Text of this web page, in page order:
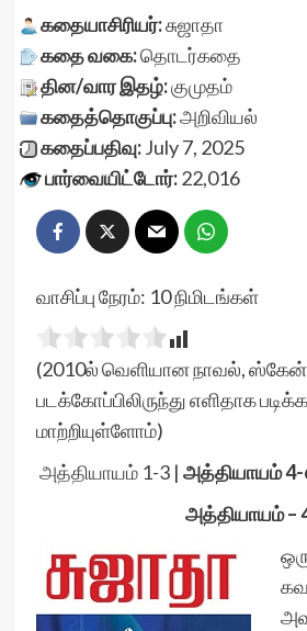
கதையாசிரியர்:சுஜாதா
கதை வகை:தொடர்கதை
தின/வார இதழ்:குமுதம்
கதைத்தொகுப்பு:அறிவியல்
கதைப்பதிவு:July 7, 2025
பார்வையிட்டோர்:22,016
வாசிப்பு நேரம்: 10நிமிடங்கள்
(2010ல் வெளியான நாவல், ஸ்கேன்
படக்கோப்பிலிருந்து எளிதாக
மாற்றியுள்ளோம்)
அத்தியாயம் 1-3| அத்தியாயம் 4-
அத்தியாயம் –